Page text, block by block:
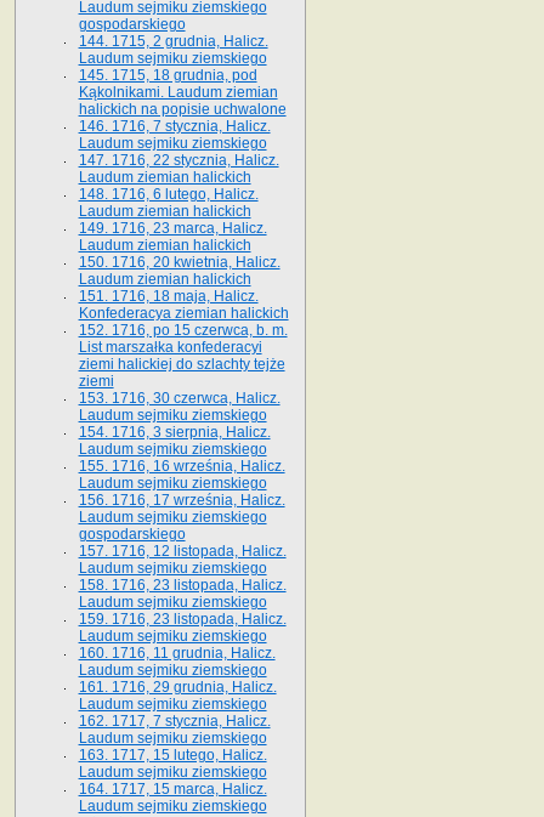
Laudum sejmiku ziemskiego
gospodarskiego
144. 1715, 2 grudnia, Halicz.
Laudum sejmiku ziemskiego
145. 1715, 18 grudnia, pod
Kąkolnikami. Laudum ziemian
halickich na popisie uchwalone
146. 1716, 7 stycznia, Halicz.
Laudum sejmiku ziemskiego
147. 1716, 22 stycznia, Halicz.
Laudum ziemian halickich
148. 1716, 6 lutego, Halicz.
Laudum ziemian halickich
149. 1716, 23 marca, Halicz.
Laudum ziemian halickich
150. 1716, 20 kwietnia, Halicz.
Laudum ziemian halickich
151. 1716, 18 maja, Halicz.
Konfederacya ziemian halickich
152. 1716, po 15 czerwca, b. m.
List marszałka konfederacyi
ziemi halickiej do szlachty tejże
ziemi
153. 1716, 30 czerwca, Halicz.
Laudum sejmiku ziemskiego
154. 1716, 3 sierpnia, Halicz.
Laudum sejmiku ziemskiego
155. 1716, 16 września, Halicz.
Laudum sejmiku ziemskiego
156. 1716, 17 września, Halicz.
Laudum sejmiku ziemskiego
gospodarskiego
157. 1716, 12 listopada, Halicz.
Laudum sejmiku ziemskiego
158. 1716, 23 listopada, Halicz.
Laudum sejmiku ziemskiego
159. 1716, 23 listopada, Halicz.
Laudum sejmiku ziemskiego
160. 1716, 11 grudnia, Halicz.
Laudum sejmiku ziemskiego
161. 1716, 29 grudnia, Halicz.
Laudum sejmiku ziemskiego
162. 1717, 7 stycznia, Halicz.
Laudum sejmiku ziemskiego
163. 1717, 15 lutego, Halicz.
Laudum sejmiku ziemskiego
164. 1717, 15 marca, Halicz.
Laudum sejmiku ziemskiego